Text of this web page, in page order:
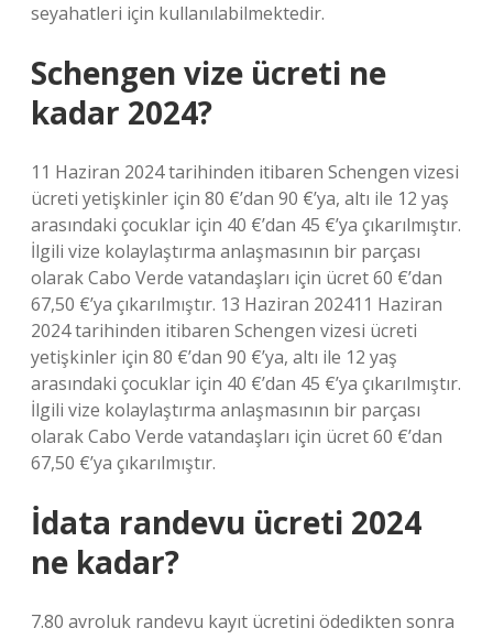
seyahatleri için kullanılabilmektedir.
Schengen vize ücreti ne
kadar 2024?
11 Haziran 2024 tarihinden itibaren Schengen vizesi
ücreti yetişkinler için 80 €’dan 90 €’ya, altı ile 12 yaş
arasındaki çocuklar için 40 €’dan 45 €’ya çıkarılmıştır.
İlgili vize kolaylaştırma anlaşmasının bir parçası
olarak Cabo Verde vatandaşları için ücret 60 €’dan
67,50 €’ya çıkarılmıştır. 13 Haziran 202411 Haziran
2024 tarihinden itibaren Schengen vizesi ücreti
yetişkinler için 80 €’dan 90 €’ya, altı ile 12 yaş
arasındaki çocuklar için 40 €’dan 45 €’ya çıkarılmıştır.
İlgili vize kolaylaştırma anlaşmasının bir parçası
olarak Cabo Verde vatandaşları için ücret 60 €’dan
67,50 €’ya çıkarılmıştır.
İdata randevu ücreti 2024
ne kadar?
7.80 avroluk randevu kayıt ücretini ödedikten sonra